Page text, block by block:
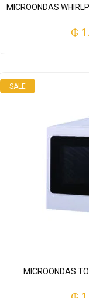
MICROONDAS
₲
SALE
MICROONDAS